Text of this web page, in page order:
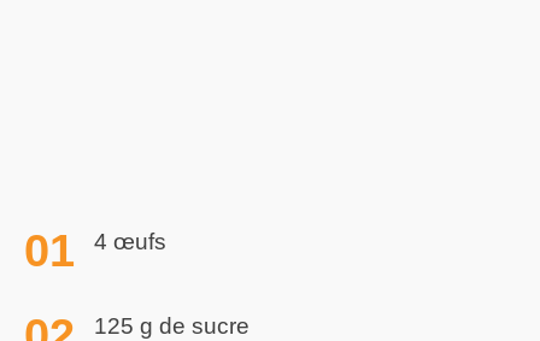
4 œufs
125 g de sucre